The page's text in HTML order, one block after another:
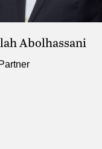
Abolhassani